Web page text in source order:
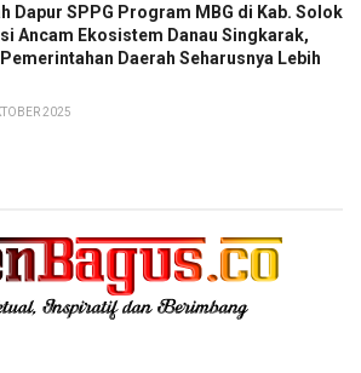
Dapur SPPG Program MBG di Kab. Solok
Ancam Ekosistem Danau Singkarak,
Daerah Seharusnya Lebih
2025